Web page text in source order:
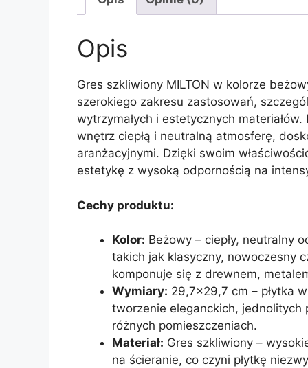
Opis
Gres szkliwiony MILTON w kolorze
szerokiego zakresu zastosowań,
wytrzymałych i estetycznych
wnętrz ciepłą i neutralną atmosferę,
aranżacyjnymi. Dzięki swoim
estetykę z wysoką odpornością na
Cechy produktu:
Kolor: Beżowy – ciepły, neutralny
takich jak klasyczny, nowoczesny
komponuje się z drewnem,
Wymiary: 29,7×29,7 cm – płytka
tworzenie eleganckich, jednolitych
różnych pomieszczeniach.
Materiał: Gres szkliwiony –
na ścieranie, co czyni płytkę